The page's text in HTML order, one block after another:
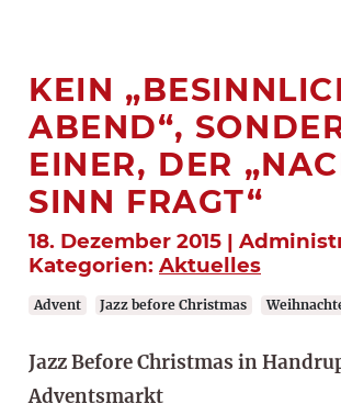
KEIN
ABEND“,
EINER, DER
SINN FRAGT“
18. Dezember 2015 |
Kategorien: Aktuelles
Advent Jazz before Christmas
Jazz Before Christmas in
Adventsmarkt